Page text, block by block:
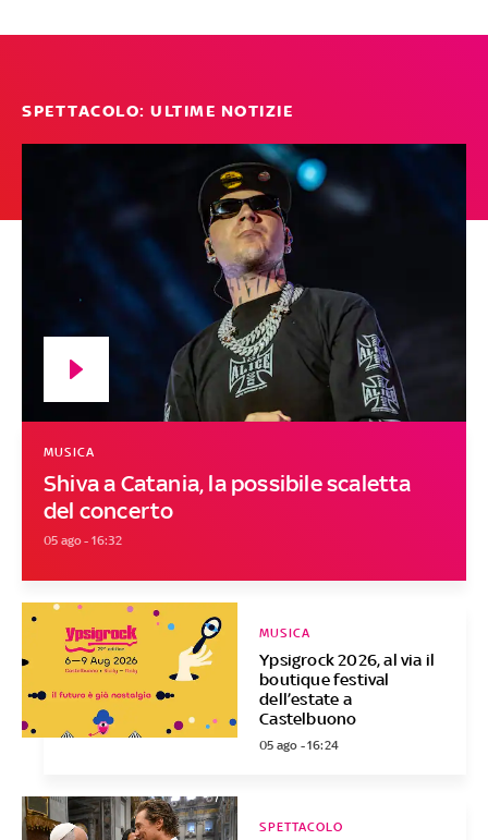
SPETTACOLO: ULTIME NOTIZIE
Shiva a Catania, la possibile scaletta
del concerto
MUSICA
05 ago - 16:32
Ypsigrock 2026, al via il
boutique festival
dell’estate a
Castelbuono
MUSICA
05 ago - 16:24
SPETTACOLO